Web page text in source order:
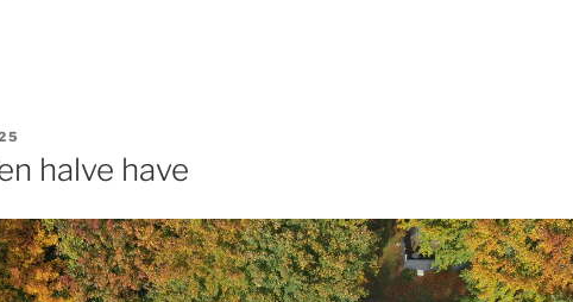
halve have